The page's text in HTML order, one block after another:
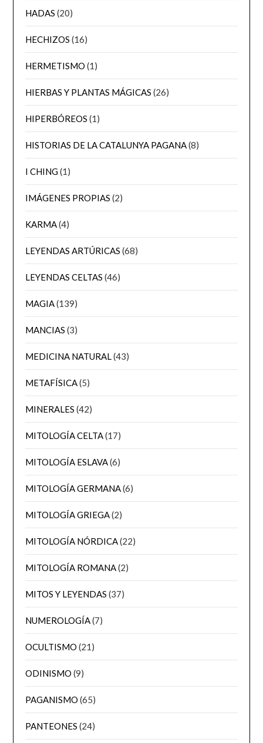
HADAS (20)
HECHIZOS (16)
HERMETISMO (1)
HIERBAS Y PLANTAS MÁGICAS (26)
HIPERBÓREOS (1)
HISTORIAS DE LA CATALUNYA PAGANA(8)
I CHING(1)
IMÁGENES PROPIAS (2)
KARMA(4)
LEYENDAS ARTÚRICAS (68)
LEYENDAS CELTAS (46)
MAGIA(139)
MANCIAS (3)
MEDICINA NATURAL(43)
METAFÍSICA(5)
MINERALES (42)
MITOLOGÍA CELTA(17)
MITOLOGÍA ESLAVA(6)
MITOLOGÍA GERMANA(6)
MITOLOGÍA GRIEGA(2)
MITOLOGÍA NÓRDICA(22)
MITOLOGÍA ROMANA(2)
MITOS Y LEYENDAS (37)
NUMEROLOGÍA(7)
OCULTISMO (21)
ODINISMO (9)
PAGANISMO (65)
PANTEONES (24)